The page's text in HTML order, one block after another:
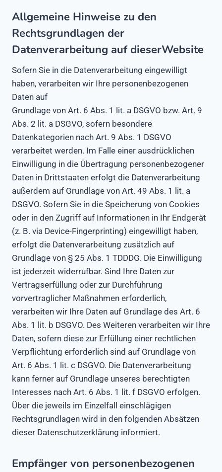
Allgemeine Hinweise zu den
Rechtsgrundlagen der
Datenverarbeitung auf dieserWebsite
Sofern Sie in die Datenverarbeitung eingewilligt
haben, verarbeiten wir Ihre personenbezogenen
Daten auf
Grundlage von Art. 6 Abs. 1 lit. a DSGVO bzw. Art. 9
Abs. 2 lit. a DSGVO, sofern besondere
Datenkategorien nach Art. 9 Abs. 1 DSGVO
verarbeitet werden. Im Falle einer ausdrücklichen
Einwilligung in die Übertragung personenbezogener
Daten in Drittstaaten erfolgt die Datenverarbeitung
außerdem auf Grundlage von Art. 49 Abs. 1 lit. a
DSGVO. Sofern Sie in die Speicherung von Cookies
oder in den Zugriff auf Informationen in Ihr Endgerät
(z. B. via Device-Fingerprinting) eingewilligt haben,
erfolgt die Datenverarbeitung zusätzlich auf
Grundlage von § 25 Abs. 1 TDDDG. Die Einwilligung
ist jederzeit widerrufbar. Sind Ihre Daten zur
Vertragserfüllung oder zur Durchführung
vorvertraglicher Maßnahmen erforderlich,
verarbeiten wir Ihre Daten auf Grundlage des Art. 6
Abs. 1 lit. b DSGVO. Des Weiteren verarbeiten wir Ihre
Daten, sofern diese zur Erfüllung einer rechtlichen
Verpflichtung erforderlich sind auf Grundlage von
Art. 6 Abs. 1 lit. c DSGVO. Die Datenverarbeitung
kann ferner auf Grundlage unseres berechtigten
Interesses nach Art. 6 Abs. 1 lit. f DSGVO erfolgen.
Über die jeweils im Einzelfall einschlägigen
Rechtsgrundlagen wird in den folgenden Absätzen
dieser Datenschutzerklärung informiert.
Empfänger von personenbezogenen